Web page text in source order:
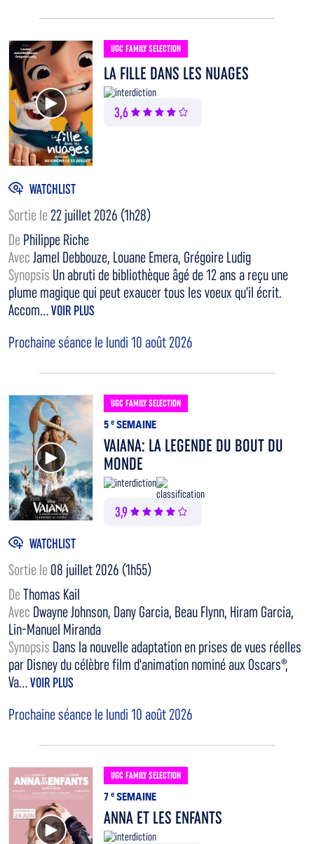
Voir la bande annonce
UGC FAMILY SELECTION
LA FILLE DANS LES NUAGES
3,6
WATCHLIST
Sortie le 22 juillet 2026 (1h28)
De Philippe Riche
Avec Jamel Debbouze, Louane Emera, Grégoire Ludig
Synopsis Un abruti de bibliothèque âgé de 12 ans a reçu une
plume magique qui peut exaucer tous les voeux qu'il écrit.
Accom...VOIR PLUS
Prochaine séance le lundi 10 août 2026
Voir la bande annonce
UGC FAMILY SELECTION
5 e SEMAINE
VAIANA: LA LEGENDE DU BOUT DU
MONDE
3,9
WATCHLIST
Sortie le 08 juillet 2026 (1h55)
De Thomas Kail
Avec Dwayne Johnson, Dany Garcia, Beau Flynn, Hiram Garcia,
Lin-Manuel Miranda
Synopsis Dans la nouvelle adaptation en prises de vues réelles
par Disney du célèbre film d'animation nominé aux Oscars®,
Va...VOIR PLUS
Prochaine séance le lundi 10 août 2026
Voir la bande annonce
UGC FAMILY SELECTION
7 e SEMAINE
ANNA ET LES ENFANTS